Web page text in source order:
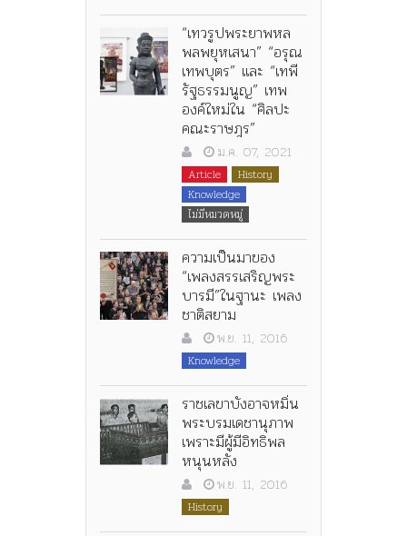
“เทวรูปพระยาพหล
พลพยุหเสนา” “อรุณ
เทพบุตร” และ “เทพี
รัฐธรรมนูญ” เทพ
องค์ใหม่ใน “ศิลปะ
คณะราษฎร”
ม.ค. 07, 2021
Article
History
Knowledge
ไม่มีหมวดหมู่
ความเป็นมาของ
“เพลงสรรเสริญพระ
บารมี”ในฐานะ เพลง
ชาติสยาม
พ.ย. 11, 2016
Knowledge
ราชเลขาบังอาจหมิ่น
พระบรมเดชานุภาพ
เพราะมีผู้มีอิทธิพล
หนุนหลัง
พ.ย. 11, 2016
History